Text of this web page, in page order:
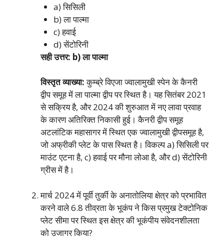
a) सिसिली
b) ला पाल्मा
c) हवाई
d) सेंटोरिनी
सही उत्तर: b) ला पाल्मा
विस्तृत व्याख्या:कुम्ब्रे विएजा ज्वालामुखी स्पेन के कैनरी
द्वीप समूह में ला पाल्मा द्वीप पर स्थित है। यह सितंबर 2021
से सक्रिय है, और 2024 की शुरुआत में नए लावा प्रवाह
के कारण अतिरिक्त निकासी हुई। कैनरी द्वीप समूह
अटलांटिक महासागर में स्थित एक ज्वालामुखी द्वीपसमूह है,
जो अफ्रीकी प्लेट के पास स्थित है। विकल्प a) सिसिली पर
माउंट एटना है, c) हवाई पर मौना लोआ है, और d) सेंटोरिनी
ग्रीस में है।
मार्च 2024 में पूर्वी तुर्की के अनातोलिया क्षेत्र को प्रभावित
करने वाले 6.8 तीव्रता के भूकंप ने किस प्रमुख टेक्टोनिक
प्लेट सीमा पर स्थित इस क्षेत्र की भूकंपीय संवेदनशीलता
को उजागर किया?